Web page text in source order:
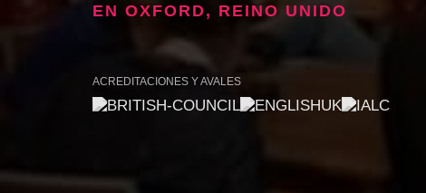
EN OXFORD, REINO UNIDO
ACREDITACIONES Y AVALES